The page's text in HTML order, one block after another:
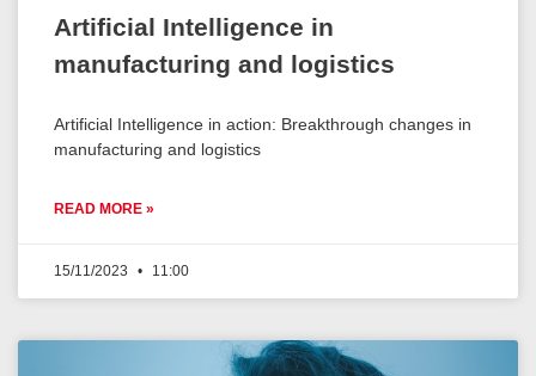
Artificial Intelligence in
manufacturing and logistics
Artificial Intelligence in action: Breakthrough changes in
manufacturing and logistics
READ MORE »
15/11/2023 11:00